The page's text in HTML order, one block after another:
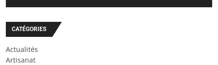
CATÉGORIES
Actualités
Artisanat